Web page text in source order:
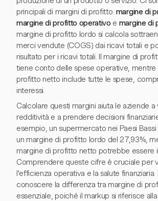
principali di margini di profitto: margine di
margine di profitto operativo e margine di
margine di profitto lordo si calcola
merci vendute (COGS) dai ricavi totali e
risultato per i ricavi totali. Il margine di
tiene conto delle spese operative, mentre
profitto netto include tutte le spese,
interessi.
Calcolare questi margini aiuta le aziende a
redditività e a prendere decisioni
esempio, un supermercato nei Paesi
un margine di profitto lordo del 27,93%,
margine di profitto netto potrebbe essere
Comprendere queste cifre è cruciale per
l'efficienza operativa e la salute finanziaria.
conoscere la differenza tra margine di
essenziale, poiché il markup si riferisce